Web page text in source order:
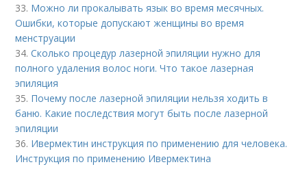
33. Можно ли прокалывать язык во время месячных.
Ошибки, которые допускают женщины во время
менструации
34.Сколько процедур лазерной эпиляции нужно для
полного удаления волос ноги. Что такое лазерная
эпиляция
35. Почему после лазерной эпиляции нельзя ходить в
баню. Какие последствия могут быть после лазерной
эпиляции
36. Ивермектин инструкция по применению для человека.
Инструкция по применению Ивермектина